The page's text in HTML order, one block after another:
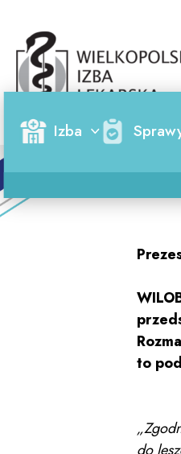
content
Izba
to